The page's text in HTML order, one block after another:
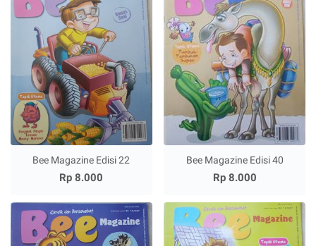
Bee Magazine Edisi 22
Rp 8.000
Bee Magazine Edisi 40
Rp 8.000